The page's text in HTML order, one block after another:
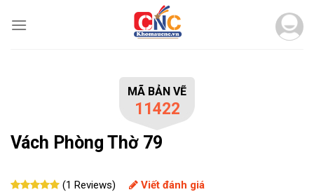
MÃ BẢN VẼ
11422
Vách Phòng Thờ 79
(1 Reviews) Viết đánh giá